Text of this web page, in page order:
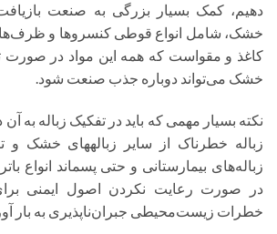
دهیم، کمک بسیار بزرگی به صنعت بازیافت
خشک، شامل انواع قوطی کنسروها و
کاغذ و مقوا​ست که همه این مواد در صورت
خشک می‌تواند دوباره جذب صنعت شود.
نکته بسیار مهمی که باید در تفکیک زباله به
زباله خطرناک از سایر زباله​های خشک و
زباله‌های بیمارستانی و حتی پسماند انواع
در صورت رعایت نکردن اصول ایمنی برای
خطرات زیست‌محیطی جبران‌ناپذیری به بار